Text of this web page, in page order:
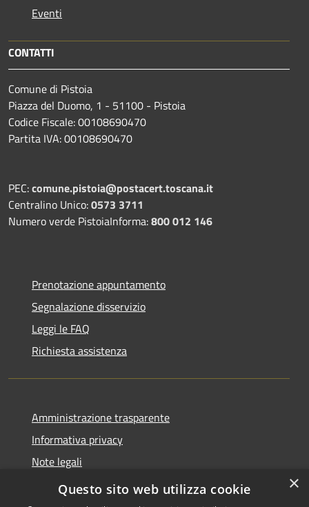
Eventi
CONTATTI
Comune di Pistoia
Piazza del Duomo, 1 - 51100 - Pistoia
Codice Fiscale: 00108690470
Partita IVA: 00108690470
PEC:comune.pistoia@postacert.toscana.it
Centralino Unico:0573 3711
Numero verde PistoiaInforma:800 012 146
Prenotazione appuntamento
Segnalazione disservizio
Leggi le FAQ
Richiesta assistenza
Amministrazione trasparente
Informativa privacy
Note legali
Dichiarazione di accessibilità
×
Questo sito web utilizza cookie